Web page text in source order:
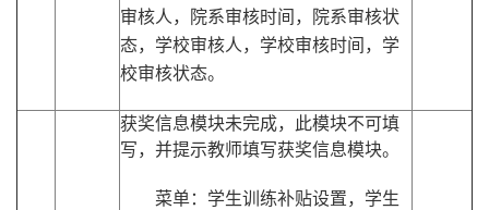
审核人，院系审核时间，院系审核状
态，学校审核人，学校审核时间，学
校审核状态。
获奖信息模块未完成，此模块不可填
写，并提示教师填写获奖信息模块。
菜单：学生训练补贴设置，学生